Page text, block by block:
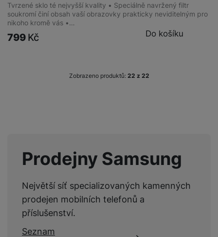
Tvrzené sklo té nejvyšší kvality • Speciálně navržený filtr
soukromí činí obsah vaší obrazovky prakticky neviditelným pro
nikoho kromě vás •…
799 Kč Do košíku
Zobrazeno produktů: z 22
Prodejny Samsung
Největší síť specializovaných kamenných
prodejen mobilních telefonů a
příslušenství.
Seznam